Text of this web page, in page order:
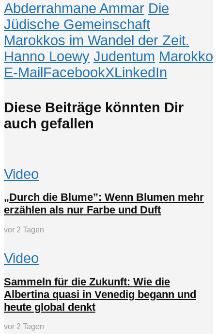
Abderrahmane Ammar Die
Jüdische Gemeinschaft
Marokkos im Wandel der Zeit.
Hanno Loewy Judentum Marokko
E-Mail FacebookXLinkedIn
Diese Beiträge könnten Dir
auch gefallen
Video
„Durch die Blume”: Wenn Blumen mehr
erzählen als nur Farbe und Duft
vor 2 Tagen
Video
Sammeln für die Zukunft: Wie die
Albertina quasi in Venedig begann und
heute global denkt
vor 2 Tagen